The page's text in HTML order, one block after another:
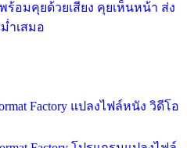
ร้อมคุยด้วยเสียง คุยเห็นหน้า ส่ง
ำเสมอ
Factory แปลงไฟล์หนัง วิดีโอ